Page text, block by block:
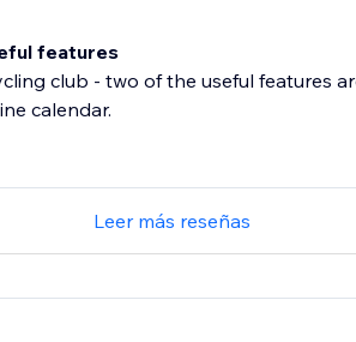
features
club - two of the useful features
calendar.
Leer más reseñas